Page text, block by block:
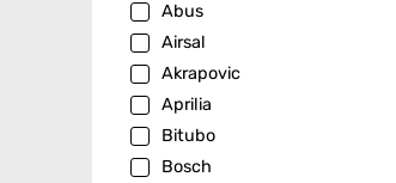
Abus
Airsal
Akrapovic
Aprilia
Bitubo
Bosch